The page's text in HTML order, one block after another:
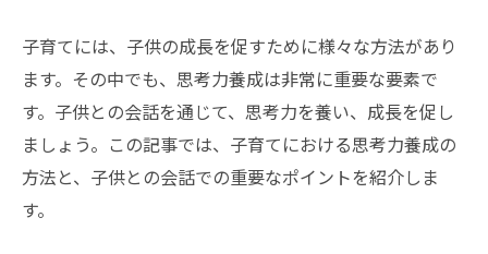
子育てには、子供の成長を促すために様々な方法があり
ます。その中でも、思考力養成は非常に重要な要素で
す。子供との会話を通じて、思考力を養い、成長を促し
ましょう。この記事では、子育てにおける思考力養成の
方法と、子供との会話での重要なポイントを紹介しま
す。